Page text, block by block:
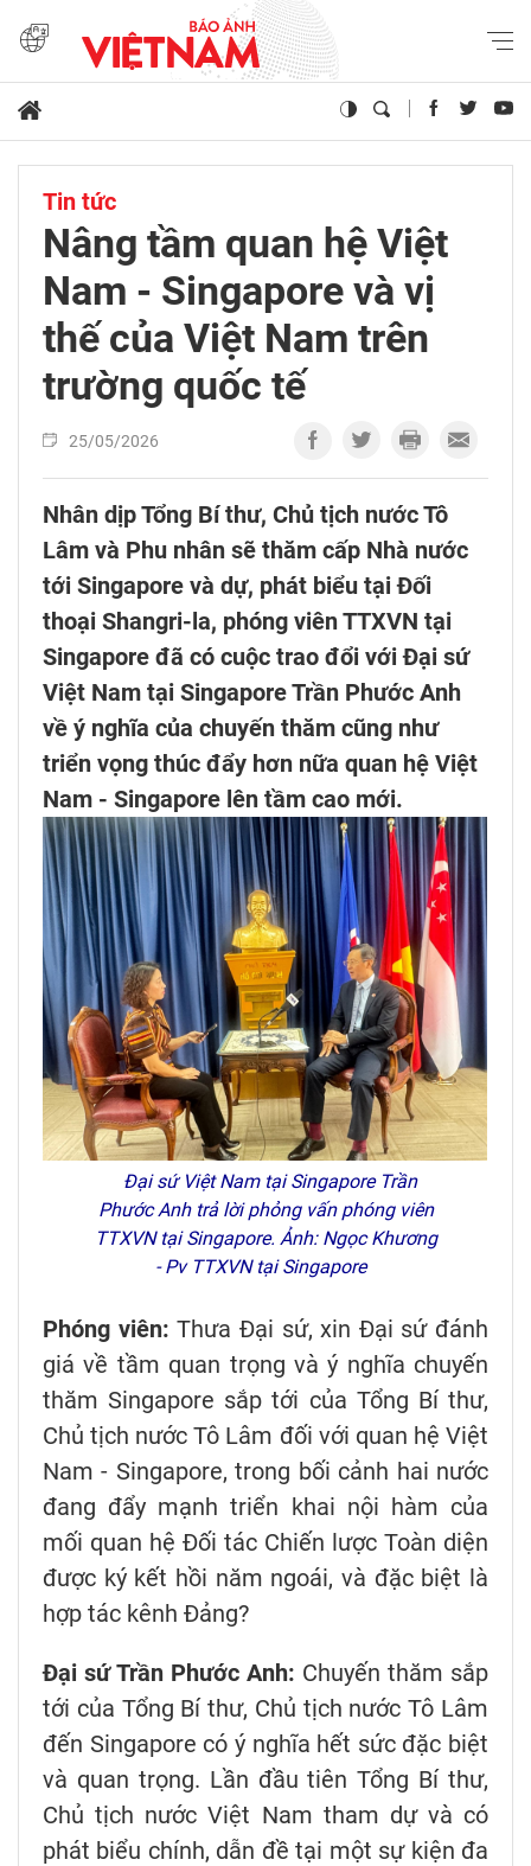
Tin tức
Nâng tầm quan hệ Việt
Nam - Singapore và vị
thế của Việt Nam trên
trường quốc tế
25/05/2026
Nhân dịp Tổng Bí thư, Chủ tịch nước Tô
Lâm và Phu nhân sẽ thăm cấp Nhà nước
tới Singapore và dự, phát biểu tại Đối
thoại Shangri-la, phóng viên TTXVN tại
Singapore đã có cuộc trao đổi với Đại sứ
Việt Nam tại Singapore Trần Phước Anh
về ý nghĩa của chuyến thăm cũng như
triển vọng thúc đẩy hơn nữa quan hệ Việt
Nam - Singapore lên tầm cao mới.
Đại sứ Việt Nam tại Singapore Trần
Phước Anh trả lời phỏng vấn phóng viên
TTXVN tại Singapore. Ảnh: Ngọc Khương
- Pv TTXVN tại Singapore
Phóng viên: Thưa Đại sứ, xin Đại sứ đánh
giá về tầm quan trọng và ý nghĩa chuyến
thăm Singapore sắp tới của Tổng Bí thư,
Chủ tịch nước Tô Lâm đối với quan hệ Việt
Nam - Singapore, trong bối cảnh hai nước
đang đẩy mạnh triển khai nội hàm của
mối quan hệ Đối tác Chiến lược Toàn diện
được ký kết hồi năm ngoái, và đặc biệt là
hợp tác kênh Đảng?
Đại sứ Trần Phước Anh: Chuyến thăm sắp
tới của Tổng Bí thư, Chủ tịch nước Tô Lâm
đến Singapore có ý nghĩa hết sức đặc biệt
và quan trọng. Lần đầu tiên Tổng Bí thư,
Chủ tịch nước Việt Nam tham dự và có
phát biểu chính, dẫn đề tại một sự kiện đa